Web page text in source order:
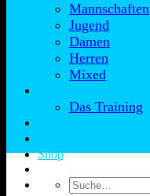
Mannschaften
Jugend
Damen
Herren
Mixed
Das Training
Shop